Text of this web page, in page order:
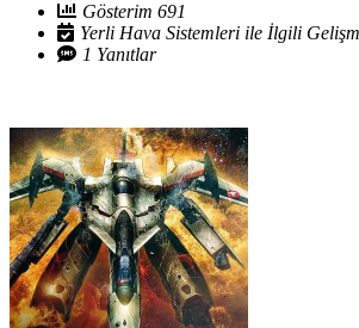
Gösterim 691
Yerli Hava Sistemleri ile İlgili
1 Yanıtlar